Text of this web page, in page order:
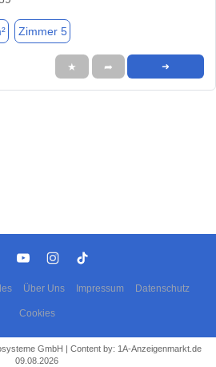
Zimmer 5
★ ➦ ➜
Über Uns Impressum Datenschutz
Cookies
GmbH | Content by: 1A-Anzeigenmarkt.de
09.08.2026